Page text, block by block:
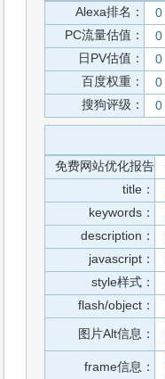
Alexa排名：
0
PC流量估值：
0
日PV估值：
0
百度权重：
0
搜狗评级：
0
免费网站优化报告
title：
keywords：
description：
javascript：
style样式：
flash/object：
图片Alt信息：
frame信息：